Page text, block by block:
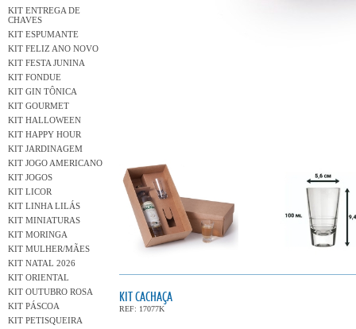
KIT ENTREGA DE
CHAVES
KIT ESPUMANTE
KIT FELIZ ANO NOVO
KIT FESTA JUNINA
KIT FONDUE
KIT GIN TÔNICA
KIT GOURMET
KIT HALLOWEEN
KIT HAPPY HOUR
KIT JARDINAGEM
KIT JOGO AMERICANO
KIT JOGOS
KIT LICOR
KIT LINHA LILÁS
KIT MINIATURAS
KIT MORINGA
KIT MULHER/MÃES
KIT NATAL 2026
KIT ORIENTAL
KIT OUTUBRO ROSA
KIT PÁSCOA
KIT PETISQUEIRA
KIT CACHAÇA
REF: 17077K